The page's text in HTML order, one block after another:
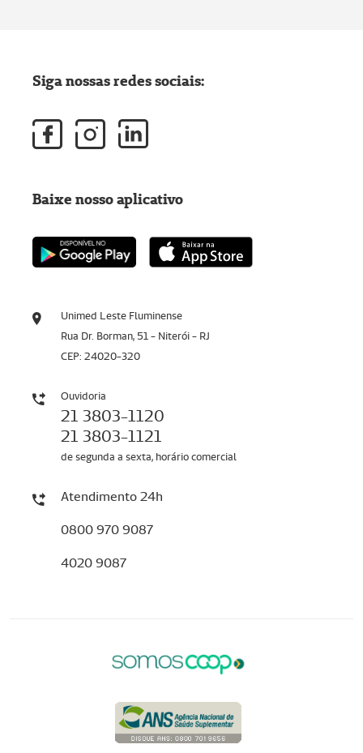
Unimed Leste Fluminense
Rua Dr. Borman, 51 - Niterói - RJ
CEP: 24020-320
Ouvidoria
21 3803-1120
21 3803-1121
de segunda a sexta, horário comercial
Atendimento 24h
0800 970 9087
4020 9087
Siga nossas redes sociais:
Baixe nosso aplicativo